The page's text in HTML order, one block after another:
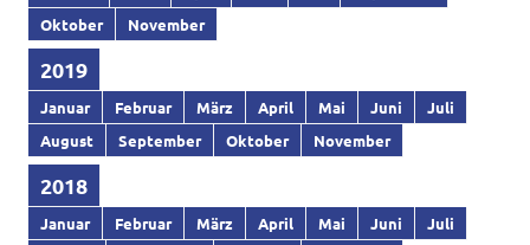
Oktober
November
2019
Januar Februar März April Mai Juni
Juli
August
September Oktober November
2018
Januar Februar März April Mai Juni
Juli